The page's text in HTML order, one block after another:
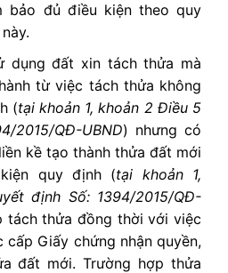
bảo đủ điều kiện theo quy
dụng đất xin tách thửa mà
từ việc tách thửa không
(tại khoản 1, khoản 2 Điều 5
2015/QĐ-UBND) nhưng có
kề tạo thành thửa đất mới
quy định (tại khoản 1,
định Số: 1394/2015/QĐ-
tách thửa đồng thời với việc
Giấy chứng nhận quyền,
đất mới. Trường hợp thửa